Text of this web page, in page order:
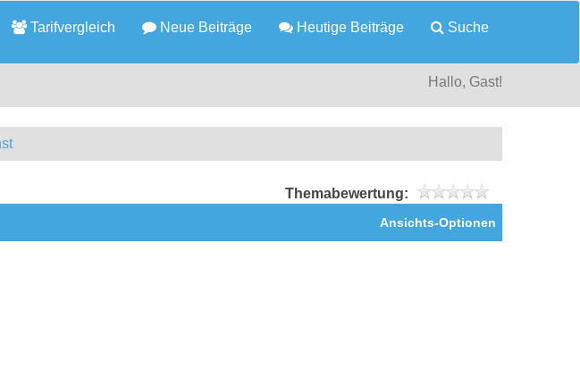
Tarifvergleich Neue Beiträge Heutige Beiträge Suche
Hallo, Gast!
Themabewertung:
Ansichts-Optionen